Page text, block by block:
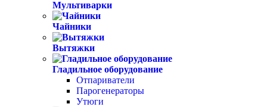
Мультиварки
Чайники
Вытяжки
Гладильное оборудование
Отпариватели
Парогенераторы
Утюги